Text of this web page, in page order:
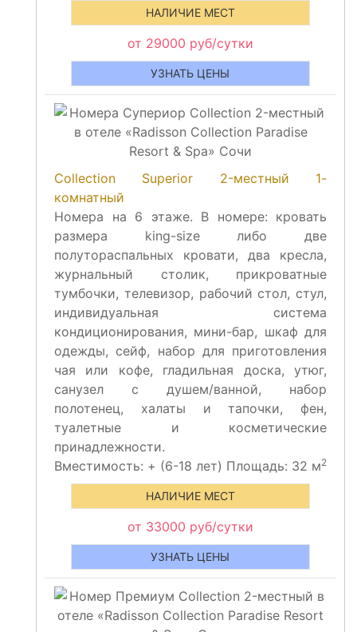
НАЛИЧИЕ МЕСТ
от 29000 руб/сутки
УЗНАТЬ ЦЕНЫ
Collection Superior 2-местный 1-
комнатный
Номера на 6 этаже. В номере: кровать
размера king-size либо две
полутораспальных кровати, два кресла,
журнальный столик, прикроватные
тумбочки, телевизор, рабочий стол, стул,
индивидуальная система
кондиционирования, мини-бар, шкаф для
одежды, сейф, набор для приготовления
чая или кофе, гладильная доска, утюг,
санузел с душем/ванной, набор
полотенец, халаты и тапочки, фен,
туалетные и косметические
принадлежности.
Вместимость: + (6-18 лет) Площадь: 32 м2
НАЛИЧИЕ МЕСТ
от 33000 руб/сутки
УЗНАТЬ ЦЕНЫ